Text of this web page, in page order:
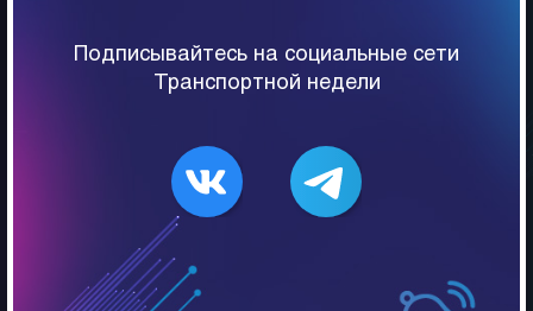
Подписывайтесь на социальные сети
Транспортной недели
с воздуха, групповые полеты самолетов-
амфибий, перевозка автомобиля
Благодаря эффективной PR-кампании,
всего за пару часов билеты на вертолетные
экскурсии были раскуплены онлайн — 600
счастливчиков увидели Тюмень с высоты